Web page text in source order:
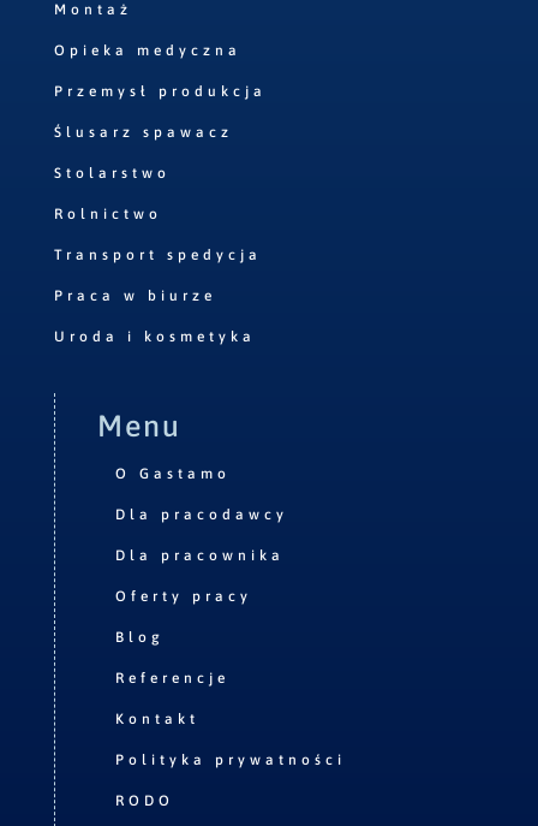
Montaż
Opieka medyczna
Przemysł produkcja
Ślusarz spawacz
Stolarstwo
Rolnictwo
Transport spedycja
Praca w biurze
Uroda i kosmetyka
Menu
O Gastamo
Dla pracodawcy
Dla pracownika
Oferty pracy
Blog
Referencje
Kontakt
Polityka prywatności
RODO